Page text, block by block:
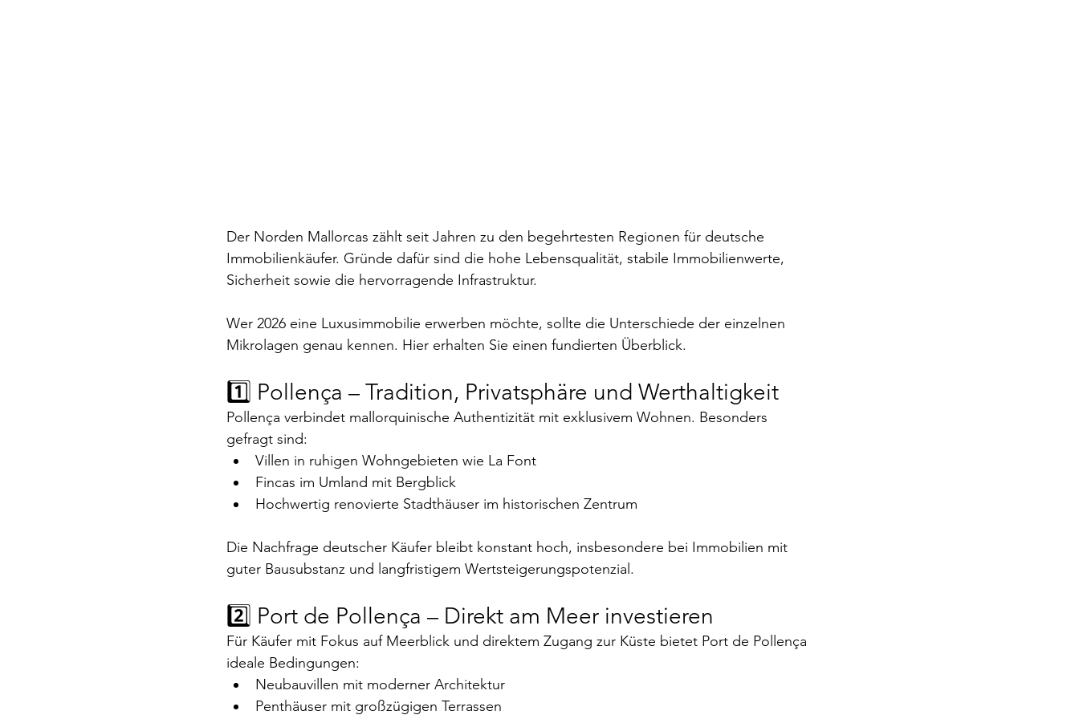
Der Norden Mallorcas zählt seit Jahren zu den begehrtesten Regionen für deutsche
Immobilienkäufer. Gründe dafür sind die hohe Lebensqualität, stabile Immobilienwerte,
Sicherheit sowie die hervorragende Infrastruktur.
Wer 2026 eine Luxusimmobilie erwerben möchte, sollte die Unterschiede der einzelnen
Mikrolagen genau kennen. Hier erhalten Sie einen fundierten Überblick.
1️⃣ Pollença – Tradition, Privatsphäre und Werthaltigkeit
Pollença verbindet mallorquinische Authentizität mit exklusivem Wohnen. Besonders
gefragt sind:
Villen in ruhigen Wohngebieten wie La Font
Fincas im Umland mit Bergblick
Hochwertig renovierte Stadthäuser im historischen Zentrum
Die Nachfrage deutscher Käufer bleibt konstant hoch, insbesondere bei Immobilien mit
guter Bausubstanz und langfristigem Wertsteigerungspotenzial.
2️⃣ Port de Pollença – Direkt am Meer investieren
Für Käufer mit Fokus auf Meerblick und direktem Zugang zur Küste bietet Port de Pollença
ideale Bedingungen:
Neubauvillen mit moderner Architektur
Penthäuser mit großzügigen Terrassen